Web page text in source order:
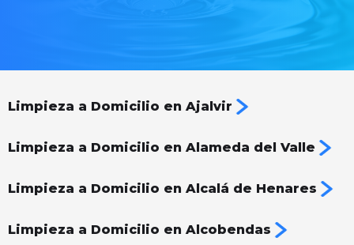
Limpieza a Domicilio en Ajalvir
Limpieza a Domicilio en Alameda del Valle
Limpieza a Domicilio en Alcalá de Henares
Limpieza a Domicilio en Alcobendas